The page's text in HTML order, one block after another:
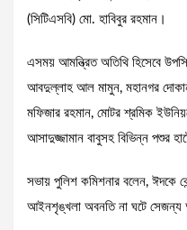
(সিটিএসবি) মো. হাবিবুর রহমান।
এসময় আমন্ত্রিত অতিথি হিসেবে
আবদুল্লাহ আল মামুন, মহানগর
মফিজার রহমান, মোটর শ্রমিক
আসাদুজ্জামান বাবুসহ বিভিন্ন পশুর
সভায় পুলিশ কমিশনার বলেন, ঈদকে
আইনশৃঙ্খলা অবনতি না ঘটে সেজন্য